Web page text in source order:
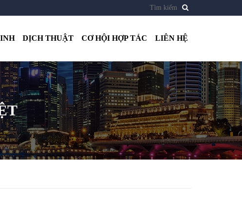
DỊCH THUẬT CƠ HỘI HỢP TÁC LIÊN HỆ